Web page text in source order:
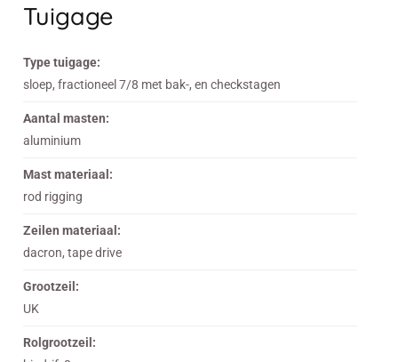
Tuigage
Type tuigage:
sloep, fractioneel 7/8 met bak-, en checkstagen
Aantal masten:
aluminium
Mast materiaal:
rod rigging
Zeilen materiaal:
dacron, tape drive
Grootzeil:
UK
Rolgrootzeil: